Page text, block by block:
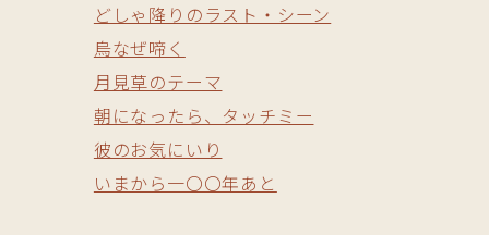
どしゃ降りのラスト・シーン
烏なぜ啼く
月見草のテーマ
朝になったら、タッチミー
彼のお気にいり
いまから一〇〇年あと